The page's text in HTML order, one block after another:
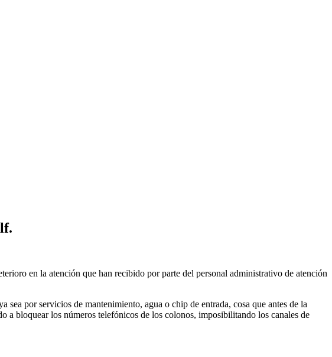
en la atención que han recibido por parte del personal administrativo de atención
por servicios de mantenimiento, agua o chip de entrada, cosa que antes de la
a bloquear los números telefónicos de los colonos, imposibilitando los canales de